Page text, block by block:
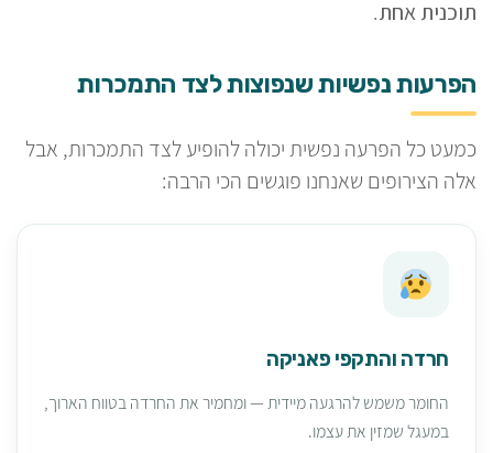
תוכנית אחת.
הפרעות נפשיות שנפוצות לצד התמכרות
כמעט כל הפרעה נפשית יכולה להופיע לצד התמכרות, אבל
אלה הצירופים שאנחנו פוגשים הכי הרבה:
חרדה והתקפי פאניקה
החומר משמש להרגעה מיידית — ומחמיר את החרדה בטווח הארוך,
במעגל שמזין את עצמו.